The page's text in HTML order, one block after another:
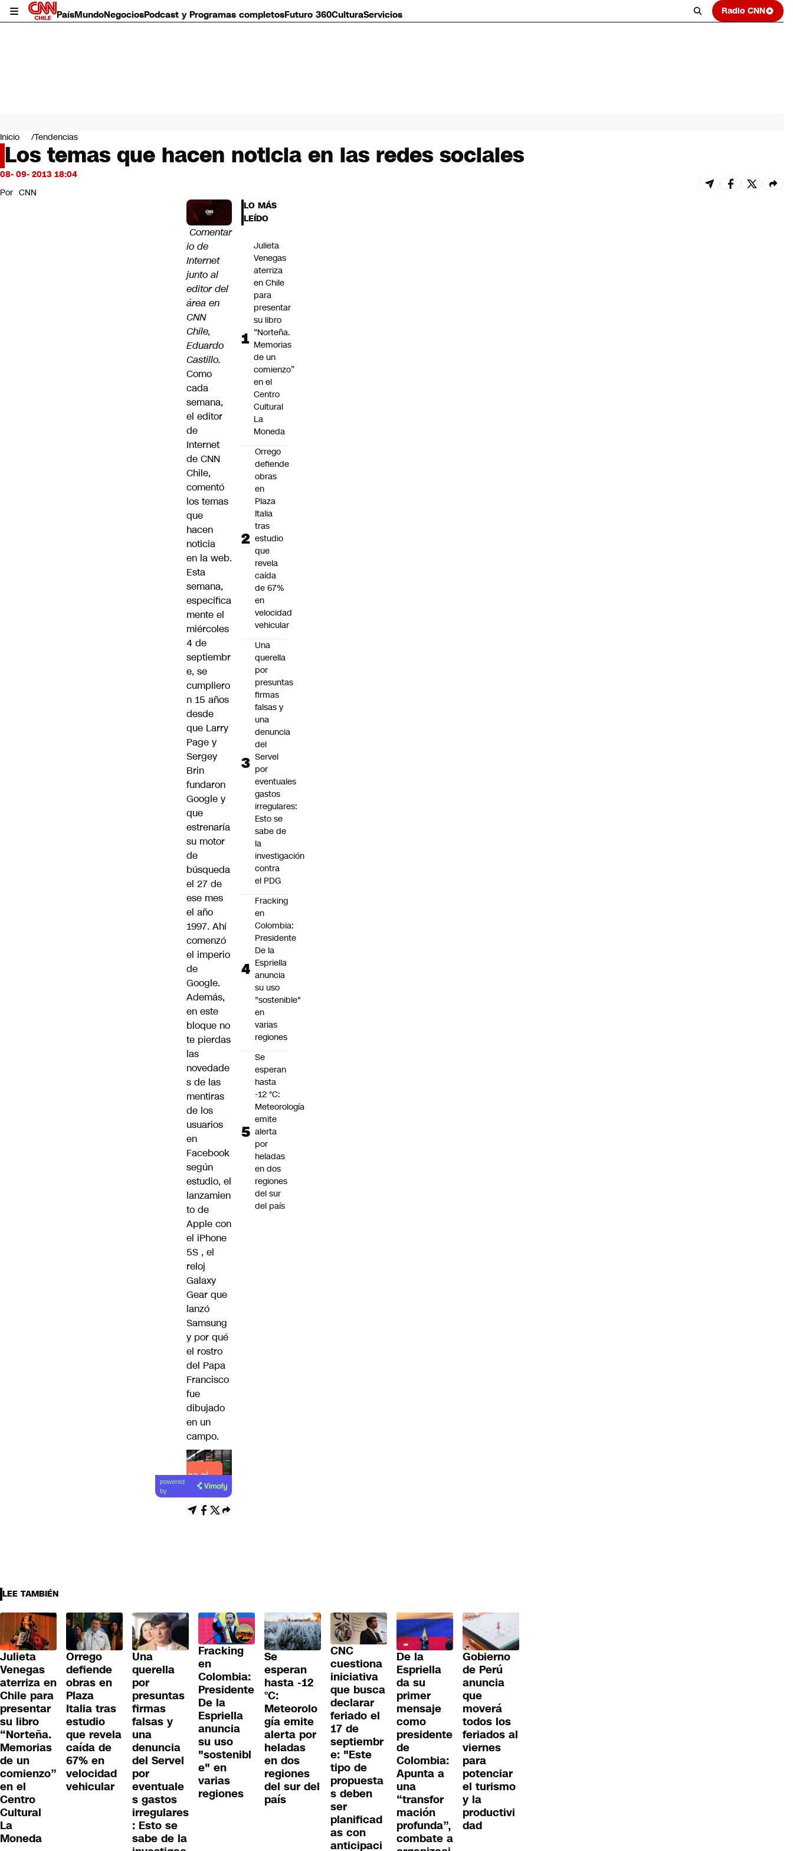
PaísMundoNegociosPodcast y Programas completosFuturo 360CulturaServicios Radio CNN
Mundo
Negocios
Deportes
Programas completos
Servicios
Inicio Tendencias
Los temas que hacen noticia en las redes sociales
08- 09- 2013 18:04
Por CNN
Comentar
io de
Internet
junto al
editor del
área en
CNN
Chile,
Eduardo
Castillo.
Como
cada
semana,
el editor
de
Internet
de CNN
Chile,
comentó
los temas
que
hacen
noticia
en la web.
Esta
semana,
especifica
mente el
miércoles
4 de
septiembr
e, se
cumpliero
n 15 años
desde
que Larry
Page y
Sergey
Brin
fundaron
Google y
que
estrenaría
su motor
de
búsqueda
el 27 de
ese mes
el año
1997. Ahí
comenzó
el imperio
de
Google.
Además,
en este
bloque no
te pierdas
las
novedade
s de las
mentiras
de los
usuarios
en
Facebook
según
estudio, el
lanzamien
to de
Apple con
el iPhone
5S , el
reloj
Galaxy
Gear que
lanzó
Samsung
y por qué
el rostro
del Papa
Francisco
fue
dibujado
en un
campo.
Lea el
artículo
powered
by
LO MÁS
LEÍDO
Julieta
Venegas
aterriza
en Chile
para
presentar
su libro
“Norteña.
Memorias
de un
comienzo”
en el
Centro
Cultural
La
Moneda
Orrego
defiende
obras
en
Plaza
Italia
tras
estudio
que
revela
caída
de 67%
en
velocidad
vehicular
Una
querella
por
presuntas
firmas
falsas y
una
denuncia
del
Servel
por
eventuales
gastos
irregulares:
Esto se
sabe de
la
investigación
contra
el PDG
Fracking
en
Colombia:
Presidente
De la
Espriella
anuncia
su uso
"sostenible"
en
varias
regiones
Se
esperan
hasta
-12 °C:
Meteorología
emite
alerta
por
heladas
en dos
regiones
del sur
del país
LEE TAMBIÉN
Julieta
Venegas
aterriza en
Chile para
presentar
su libro
“Norteña.
Memorias
de un
comienzo”
en el
Centro
Cultural
La
Moneda
Orrego
defiende
obras en
Plaza
Italia tras
estudio
que revela
caída de
67% en
velocidad
vehicular
Una
querella
por
presuntas
firmas
falsas y
una
denuncia
del Servel
por
eventuale
s gastos
irregulares
: Esto se
sabe de la
Fracking
en
Colombia:
Presidente
De la
Espriella
anuncia
su uso
"sostenibl
e" en
varias
regiones
Se
esperan
hasta -12
°C:
Meteorolo
gía emite
alerta por
heladas
en dos
regiones
del sur del
país
CNC
cuestiona
iniciativa
que busca
declarar
feriado el
17 de
septiembr
e: "Este
tipo de
propuesta
s deben
ser
planificad
as con
anticipaci
De la
Espriella
da su
primer
mensaje
como
presidente
de
Colombia:
Apunta a
una
“transfor
mación
profunda”,
combate a
Gobierno
de Perú
anuncia
que
moverá
todos los
feriados al
viernes
para
potenciar
el turismo
y la
productivi
dad